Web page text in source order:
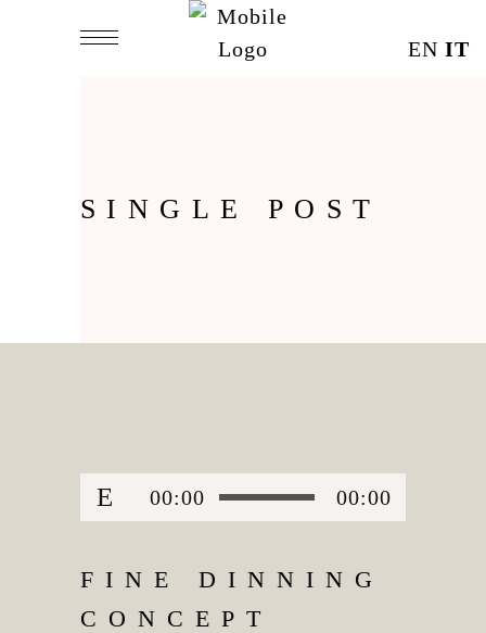
SINGLE POST
Audio
Player
00:00 00:00
FINE DINNING
CONCEPT
EN IT